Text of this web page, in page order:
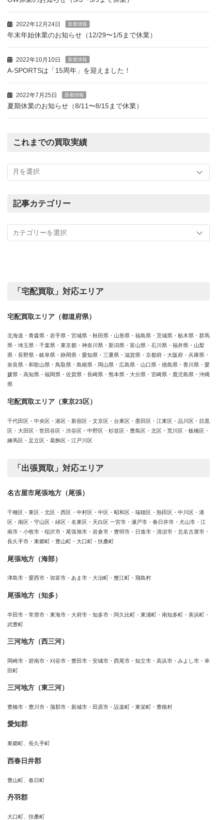
2022年12月24日 新着情報
年末年始休業のお知らせ（12/29〜1/5まで休業）
2022年10月10日 新着情報
A-SPORTSは「15周年」を迎えました！
2022年7月25日 新着情報
夏期休業のお知らせ（8/11〜8/15まで休業）
これまでの買取実績
ま
の
績
記事カテゴリー
カ
「宅配買取」対応エリア
宅配買取エリア（都道府県）
北海道・青森県・岩手県・宮城県・秋田県・山形県・福島県・茨城県・栃木県・群馬
県・埼玉県・千葉県・東京都・神奈川県・新潟県・富山県・石川県・福井県・山梨
県・長野県・岐阜県・静岡県・愛知県・三重県・滋賀県・京都府・大阪府・兵庫県・
奈良県・和歌山県・鳥取県・島根県・岡山県・広島県・山口県・徳島県・香川県・愛
媛県・高知県・福岡県・佐賀県・長崎県・熊本県・大分県・宮崎県・鹿児島県・沖縄
県
宅配買取エリア（東京23区）
千代田区・中央区・港区・新宿区・文京区・台東区・墨田区・江東区・品川区・目黒
区・大田区・世田谷区・渋谷区・中野区・杉並区・豊島区・北区・荒川区・板橋区・
練馬区・足立区・葛飾区・江戸川区
「出張買取」対応エリア
名古屋市尾張地方（尾張）
千種区・東区・北区・西区・中村区・中区・昭和区・瑞穂区・熱田区・中川区・港
区・南区・守山区・緑区・名東区・天白区 一宮市・瀬戸市・春日井市・犬山市・江
南市・小牧市・稲沢市・尾張旭市・岩倉市・豊明市・日進市・清須市・北名古屋市・
長久手市・東郷町・豊山町・大口町・扶桑町
尾張地方（海部）
津島市・愛西市・弥富市・あま市・大治町・蟹江町・飛島村
尾張地方（知多）
半田市・常滑市・東海市・大府市・知多市・阿久比町・東浦町・南知多町・美浜町・
武豊町
三河地方（西三河）
岡崎市・碧南市・刈谷市・豊田市・安城市・西尾市・知立市・高浜市・みよし市・幸
田町
三河地方（東三河）
豊橋市・豊川市・蒲郡市・新城市・田原市・設楽町・東栄町・豊根村
愛知郡
東郷町、長久手町
西春日井郡
豊山町、春日町
丹羽郡
大口町、扶桑町